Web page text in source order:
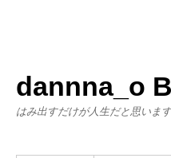
dannna_o
はみ出すだけが人生だと思います